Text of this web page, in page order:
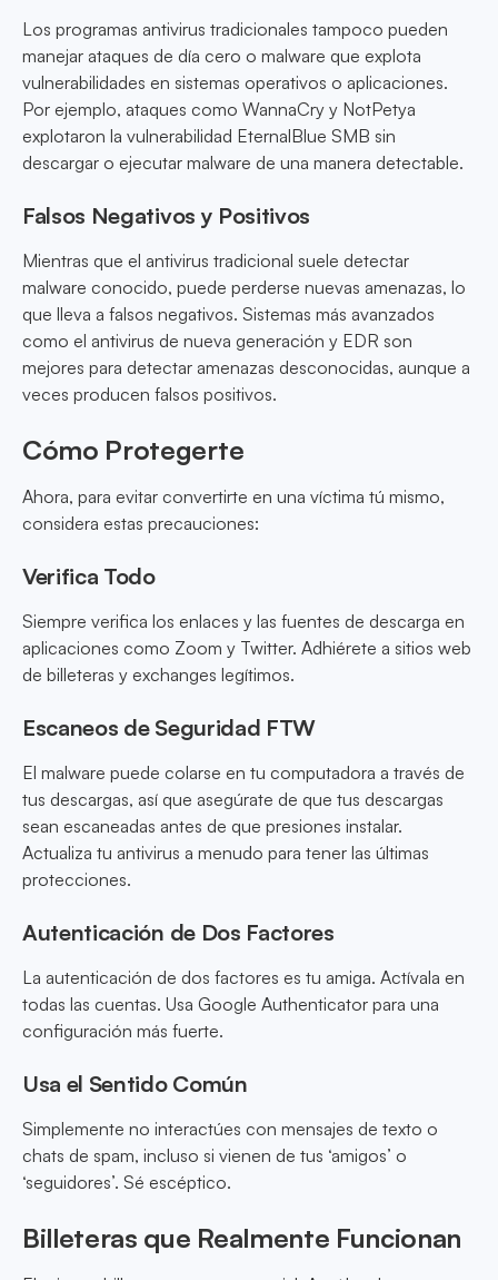
Los programas antivirus tradicionales tampoco pueden
manejar ataques de día cero o malware que explota
vulnerabilidades en sistemas operativos o aplicaciones.
Por ejemplo, ataques como WannaCry y NotPetya
explotaron la vulnerabilidad EternalBlue SMB sin
descargar o ejecutar malware de una manera detectable.
Falsos Negativos y Positivos
Mientras que el antivirus tradicional suele detectar
malware conocido, puede perderse nuevas amenazas, lo
que lleva a falsos negativos. Sistemas más avanzados
como el antivirus de nueva generación y EDR son
mejores para detectar amenazas desconocidas, aunque a
veces producen falsos positivos.
Cómo Protegerte
Ahora, para evitar convertirte en una víctima tú mismo,
considera estas precauciones:
Verifica Todo
Siempre verifica los enlaces y las fuentes de descarga en
aplicaciones como Zoom y Twitter. Adhiérete a sitios web
de billeteras y exchanges legítimos.
Escaneos de Seguridad FTW
El malware puede colarse en tu computadora a través de
tus descargas, así que asegúrate de que tus descargas
sean escaneadas antes de que presiones instalar.
Actualiza tu antivirus a menudo para tener las últimas
protecciones.
Autenticación de Dos Factores
La autenticación de dos factores es tu amiga. Actívala en
todas las cuentas. Usa Google Authenticator para una
configuración más fuerte.
Usa el Sentido Común
Simplemente no interactúes con mensajes de texto o
chats de spam, incluso si vienen de tus ‘amigos’ o
‘seguidores’. Sé escéptico.
Billeteras que Realmente Funcionan